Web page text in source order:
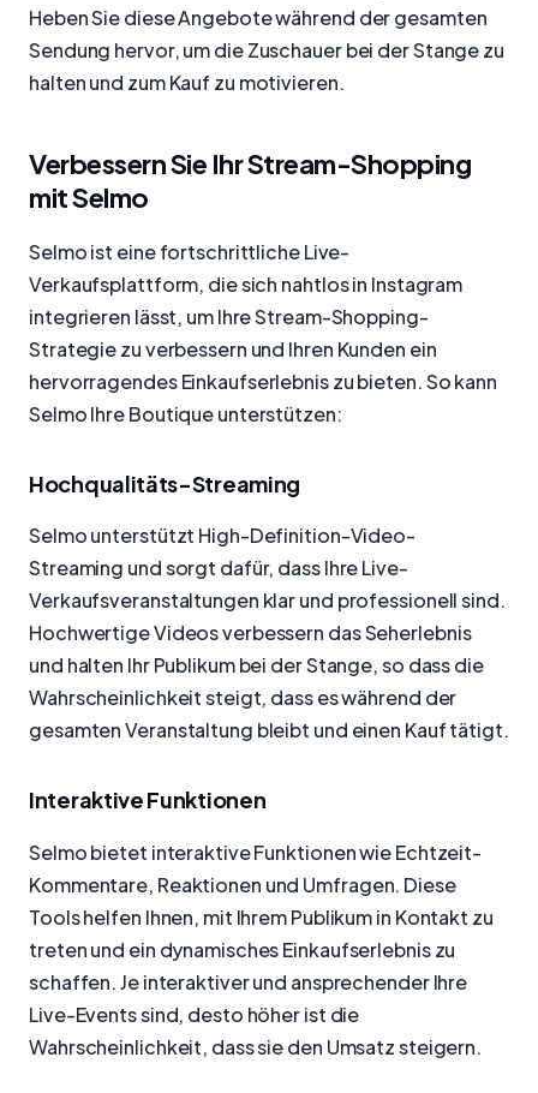
Heben Sie diese Angebote während der gesamten
Sendung hervor, um die Zuschauer bei der Stange zu
halten und zum Kauf zu motivieren.
Verbessern Sie Ihr Stream-Shopping
mit Selmo
Selmo ist eine fortschrittliche Live-
Verkaufsplattform, die sich nahtlos in Instagram
integrieren lässt, um Ihre Stream-Shopping-
Strategie zu verbessern und Ihren Kunden ein
hervorragendes Einkaufserlebnis zu bieten. So kann
Selmo Ihre Boutique unterstützen:
Hochqualitäts-Streaming
Selmo unterstützt High-Definition-Video-
Streaming und sorgt dafür, dass Ihre Live-
Verkaufsveranstaltungen klar und professionell sind.
Hochwertige Videos verbessern das Seherlebnis
und halten Ihr Publikum bei der Stange, so dass die
Wahrscheinlichkeit steigt, dass es während der
gesamten Veranstaltung bleibt und einen Kauf tätigt.
Interaktive Funktionen
Selmo bietet interaktive Funktionen wie Echtzeit-
Kommentare, Reaktionen und Umfragen. Diese
Tools helfen Ihnen, mit Ihrem Publikum in Kontakt zu
treten und ein dynamisches Einkaufserlebnis zu
schaffen. Je interaktiver und ansprechender Ihre
Live-Events sind, desto höher ist die
Wahrscheinlichkeit, dass sie den Umsatz steigern.